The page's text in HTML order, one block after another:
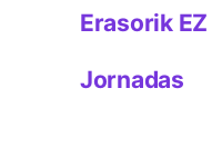
Erasorik EZ
Jornadas